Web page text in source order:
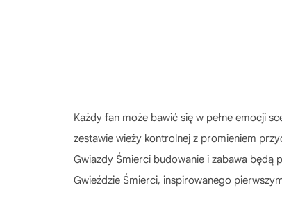
Każdy fan może bawić się w pełne emocji
zestawie wieży kontrolnej z promieniem
Gwiazdy Śmierci budowanie i zabawa będą
Gwieździe Śmierci, inspirowanego